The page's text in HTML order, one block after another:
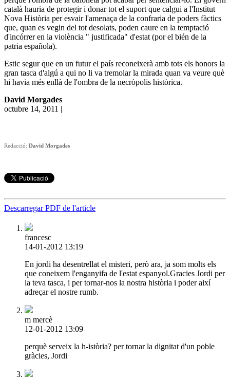
català hauria de protegir i donar tot el suport que calgui a l'Institut
Nova Història per esvair l'amenaça de la confraria de poders fàctics
que, quan es vegin del tot desolats, poden caure en la temptació
d'incórrer en la violència " justificada" d'estat (por el bién de la
patria española).
Estic segur que en un futur el país reconeixerà amb tots els honors la
gran tasca d'algú a qui no li va tremolar la mirada quan va veure què
hi havia més enllà de l'ombra de la necròpolis històrica.
David Morgades
octubre 14, 2011 |
Redacció: David Morgades
Descarregar PDF de l'article
francesc
14-01-2012 13:19
En jordi ha desentrellat el misteri, però ara, ja som molts els
que coneixem l'enganyifa de l'estat espanyol.Gracies Jordi per
la teva tasca, i per tornar-nos la nostra història i poder així
adreçar el nostre rumb.
m mercè
12-01-2012 13:09
perquè serveix la h-istòria? per tornar la dignitat d'un poble
gràcies, Jordi